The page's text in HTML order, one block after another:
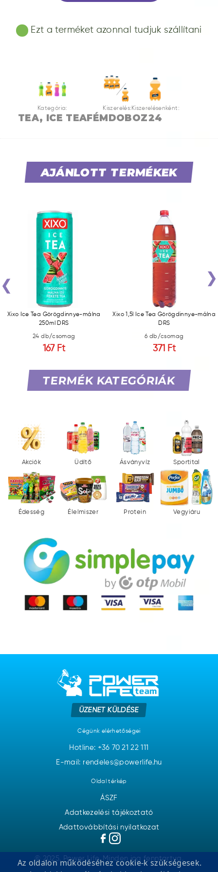
Ezt a terméket azonnal tudjuk szállítani
Kategória:
TEA, ICE TEA
Kiszerelés:
FÉMDOBOZ
Kiszerelésenként:
24
AJÁNLOTT TERMÉKEK
Xixo Ice Tea Görögdinnye-málna
250ml DRS
24 db/csomag
167 Ft
Xixo 1,5l Ice Tea Görögdinnye-málna
DRS
6 db/csomag
371 Ft
‹ ›
TERMÉK KATEGÓRIÁK
Akciók Üdítő Ásványvíz Sportital
Édesség Élelmiszer Protein Vegyiáru
ÜZENET KÜLDÉSE
Cégünk elérhetőségei
Hotline: +36 70 21 22 111
E-mail: rendeles@powerlife.hu
Oldal térkép
ÁSZF
Adatkezelési tájékoztató
Adattovábbítási nyilatkozat
© 2025. Power Life. Minden jog fenntartva.
Az oldalon működéséhez cookie-k szükségesek.